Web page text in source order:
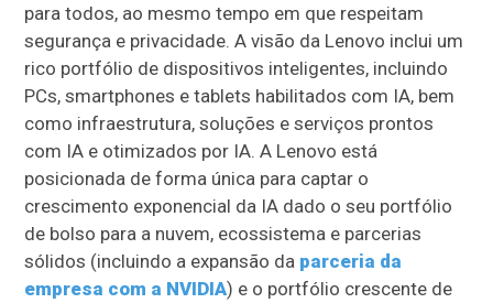
para todos, ao mesmo tempo em que respeitam
segurança e privacidade. A visão da Lenovo inclui um
rico portfólio de dispositivos inteligentes, incluindo
PCs, smartphones e tablets habilitados com IA, bem
como infraestrutura, soluções e serviços prontos
com IA e otimizados por IA. A Lenovo está
posicionada de forma única para captar o
crescimento exponencial da IA dado o seu portfólio
de bolso para a nuvem, ecossistema e parcerias
sólidos (incluindo a expansão da parceria da
empresa com a NVIDIA) e o portfólio crescente de